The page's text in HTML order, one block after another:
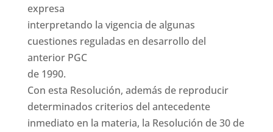
expresa
interpretando la vigencia de algunas
cuestiones reguladas en desarrollo del
anterior PGC
de 1990.
Con esta Resolución, además de reproducir
determinados criterios del antecedente
inmediato en la materia, la Resolución de 30 de